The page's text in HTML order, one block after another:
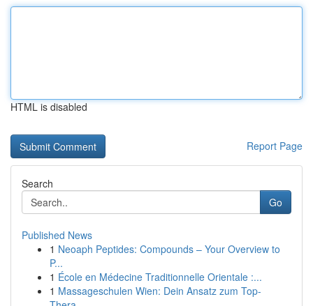
HTML is disabled
Report Page
Search
Go
Published News
1 Neoaph Peptides: Compounds – Your Overview to
P...
1 École en Médecine Traditionnelle Orientale :...
1 Massageschulen Wien: Dein Ansatz zum Top-